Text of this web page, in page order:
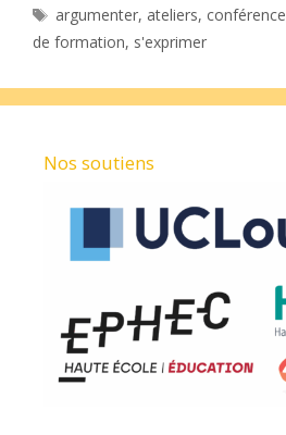
Étiquettes
argumenter, ateliers, conférence
de formation, s'exprimer
Nos soutiens